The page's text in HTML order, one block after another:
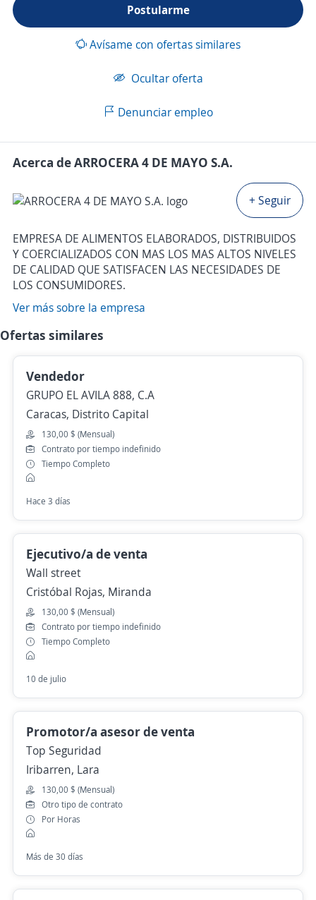
Postularme
Avísame con ofertas similares
Ocultar oferta
Denunciar empleo
Acerca de ARROCERA 4 DE MAYO S.A.
+ Seguir
EMPRESA DE ALIMENTOS ELABORADOS, DISTRIBUIDOS
Y COERCIALIZADOS CON MAS LOS MAS ALTOS NIVELES
DE CALIDAD QUE SATISFACEN LAS NECESIDADES DE
LOS CONSUMIDORES.
Ver más sobre la empresa
Ofertas similares
Vendedor
GRUPO EL AVILA 888, C.A
Caracas, Distrito Capital
130,00 $ (Mensual)
Contrato por tiempo indefinido
Tiempo Completo
Hace 3 días
Ejecutivo/a de venta
Wall street
Cristóbal Rojas, Miranda
130,00 $ (Mensual)
Contrato por tiempo indefinido
Tiempo Completo
10 de julio
Promotor/a asesor de venta
Top Seguridad
Iribarren, Lara
130,00 $ (Mensual)
Otro tipo de contrato
Por Horas
Más de 30 días